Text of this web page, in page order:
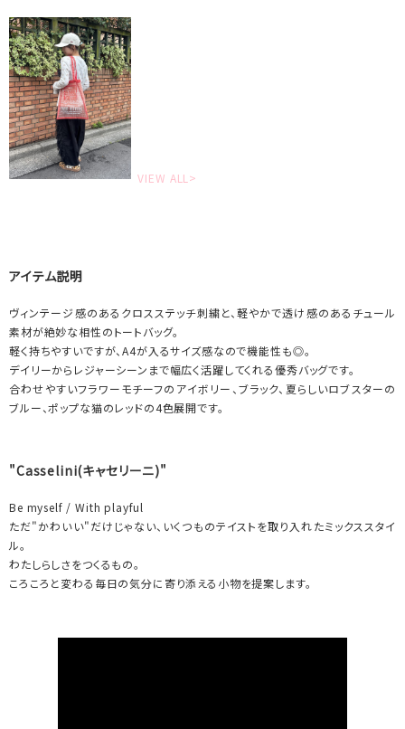
VIEW ALL>
アイテム説明
ヴィンテージ感のあるクロスステッチ刺繍と、軽やかで透け感のあるチュール
素材が絶妙な相性のトートバッグ。
軽く持ちやすいですが、A4が入るサイズ感なので機能性も◎。
デイリーからレジャーシーンまで幅広く活躍してくれる優秀バッグです。
合わせやすいフラワーモチーフのアイボリー、ブラック、夏らしいロブスターの
ブルー、ポップな猫のレッドの4色展開です。
"Casselini(キャセリーニ)"
Be myself / With playful
ただ"かわいい"だけじゃない、いくつものテイストを取り入れたミックススタイ
ル。
わたしらしさをつくるもの。
ころころと変わる毎日の気分に寄り添える小物を提案します。